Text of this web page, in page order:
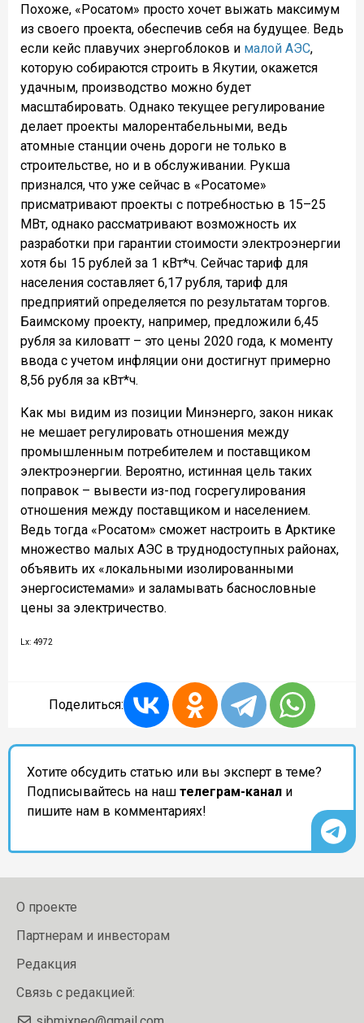
Похоже, «Росатом» просто хочет выжать максимум
из своего проекта, обеспечив себя на будущее. Ведь
если кейс плавучих энергоблоков и малой АЭС,
которую собираются строить в Якутии, окажется
удачным, производство можно будет
масштабировать. Однако текущее регулирование
делает проекты малорентабельными, ведь
атомные станции очень дороги не только в
строительстве, но и в обслуживании. Рукша
признался, что уже сейчас в «Росатоме»
присматривают проекты с потребностью в 15–25
МВт, однако рассматривают возможность их
разработки при гарантии стоимости электроэнергии
хотя бы 15 рублей за 1 кВт*ч. Сейчас тариф для
населения составляет 6,17 рубля, тариф для
предприятий определяется по результатам торгов.
Баимскому проекту, например, предложили 6,45
рубля за киловатт – это цены 2020 года, к моменту
ввода с учетом инфляции они достигнут примерно
8,56 рубля за кВт*ч.
Как мы видим из позиции Минэнерго, закон никак
не мешает регулировать отношения между
промышленным потребителем и поставщиком
электроэнергии. Вероятно, истинная цель таких
поправок – вывести из-под госрегулирования
отношения между поставщиком и населением.
Ведь тогда «Росатом» сможет настроить в Арктике
множество малых АЭС в труднодоступных районах,
объявить их «локальными изолированными
энергосистемами» и заламывать баснословные
цены за электричество.
Lx: 4972
Поделиться:
Хотите обсудить статью или вы эксперт в теме?
Подписывайтесь на наш телеграм-канал и
пишите нам в комментариях!
О проекте
Партнерам и инвесторам
Редакция
Связь с редакцией: